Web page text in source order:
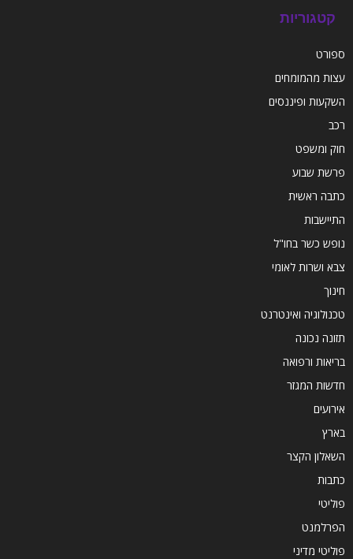
קטגוריות
ספורט
עצות מהמומחים
השקעות ופיננסים
רכב
חוק ומשפט
פרשת שבוע
כתבה ראשית
התיישבות
נופש כשר בחו"ל
צבא ושרות לאומי
חינוך
טכנולוגיה ואינטרנט
תזונה נכונה
בריאות ורפואה
חדשות המגזר
אירועים
בארץ
השאלון הקצר
כתבות
פוליטי
הפרלמנט
פוליטי מדיני